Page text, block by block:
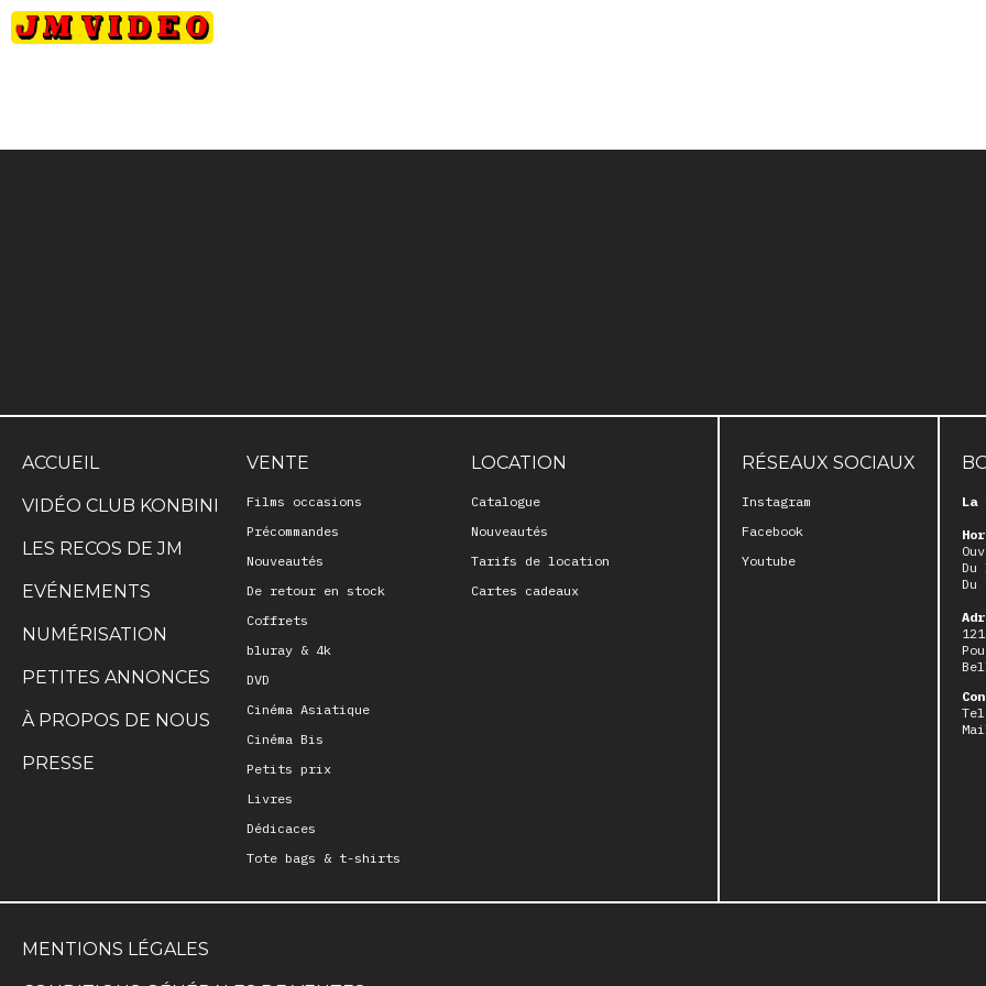
ACCUEIL VENTE
Films occasions
Précommandes
Nouveautés
De retour en stock
Coffrets
bluray & 4k
DVD
Cinéma Asiatique
Cinéma Bis
Petits prix
Livres
Dédicaces
Tote bags & t-shirts
LOCATION
Catalogue
Nouveautés
Tarifs de location
Cartes cadeaux
VIDÉO CLUB KONBINI
LES RECOS DE JM
EVÉNEMENTS
NUMÉRISATION
PETITES ANNONCES
À PROPOS DE NOUS
PRESSE
RÉSEAUX SOCIAUX
Instagram
Facebook
Youtube
La
MENTIONS LÉGALES